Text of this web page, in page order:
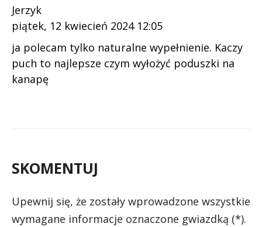
Jerzyk
piątek, 12 kwiecień 2024 12:05
ja polecam tylko naturalne wypełnienie. Kaczy
puch to najlepsze czym wyłożyć poduszki na
kanapę
SKOMENTUJ
Upewnij się, że zostały wprowadzone wszystkie
wymagane informacje oznaczone gwiazdką (*).